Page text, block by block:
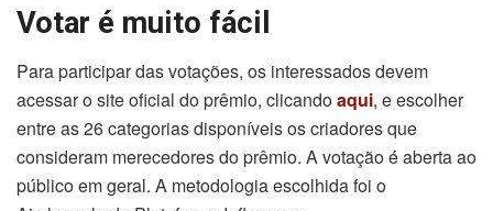
Votar é muito fácil
Para participar das votações, os interessados devem
acessar o site oficial do prêmio, clicandoaqui, e escolher
entre as 26 categorias disponíveis os criadores que
consideram merecedores do prêmio. A votação é aberta ao
público em geral. A metodologia escolhida foi o